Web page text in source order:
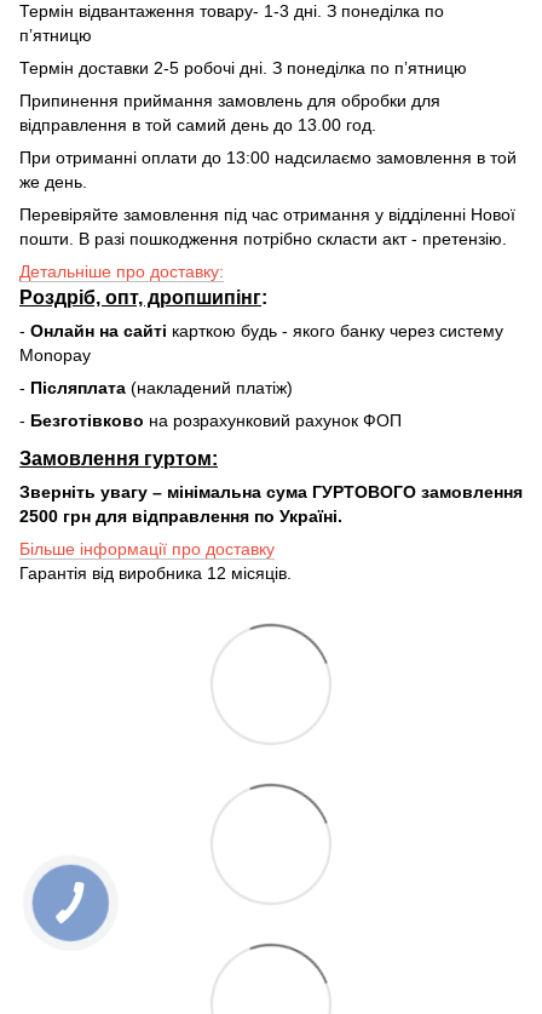
Термін відвантаження товару- 1-3 дні. З понеділка по
пʼятницю
Термін доставки 2-5 робочі дні. З понеділка по пʼятницю
Припинення приймання замовлень для обробки для
відправлення в той самий день до 13.00 год.
При отриманні оплати до 13:00 надсилаємо замовлення в той
же день.
Перевіряйте замовлення під час отримання у відділенні Нової
пошти. В разі пошкодження потрібно скласти акт - претензію.
Детальніше про доставку:
Роздріб, опт, дропшипінг:
- Онлайн на сайті карткою будь - якого банку через систему
Monopay
- Післяплата (накладений платіж)
- Безготівково на розрахунковий рахунок ФОП
Замовлення гуртом:
Зверніть увагу – мінімальна сума ГУРТОВОГО замовлення
2500 грн для відправлення по Україні.
Більше інформації про доставку
Гарантія від виробника 12 місяців.